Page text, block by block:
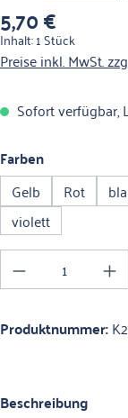
Regulärer Preis:
5,70 €
Inhalt:1 Stück
Preise inkl. MwSt.
Sofort verfügbar,
Farbenauswählen
Gelb Rot
violett
Produkt
Produktnummer:
Beschreibung